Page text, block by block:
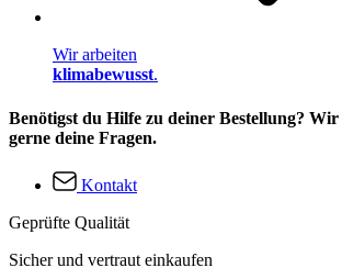
Wir arbeiten
klimabewusst.
Benötigst du Hilfe zu deiner Bestellung?
gerne deine Fragen.
Kontakt
Geprüfte Qualität
Sicher und vertraut einkaufen